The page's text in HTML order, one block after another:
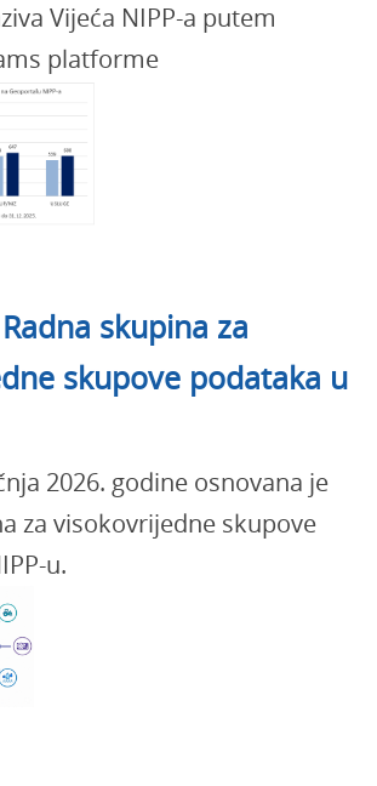
Vijeća NIPP-a putem
platforme
skupina za
skupove podataka u
2026. godine osnovana je
za visokovrijedne skupove
u.